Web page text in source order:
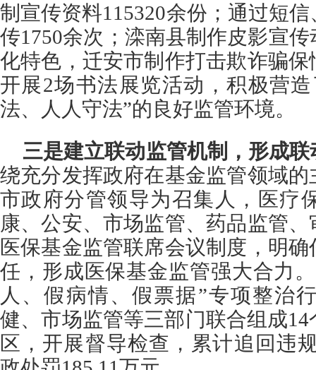
制宣传资料115320余份；通过短
传1750余次；滦南县制作皮影宣
化特色，迁安市制作打击欺诈骗
开展2场书法展览活动，积极营
法、人人守法”的良好监管环境。
三是建立联动监管机制，形成
绕充分发挥政府在基金监管领域
市政府分管领导为召集人，医疗
康、公安、市场监管、药品监管
医保基金监管联席会议制度，明
任，形成医保基金监管强大合力
人、假病情、假票据”专项整治
健、市场监管等三部门联合组成
区，开展督导检查，累计追回违